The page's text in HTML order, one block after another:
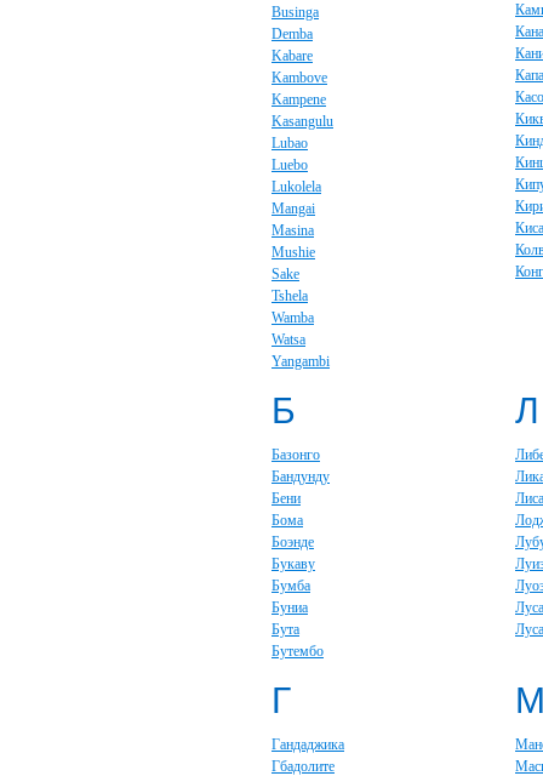
Businga
Demba
Kabare
Kambove
Kampene
Kasangulu
Lubao
Luebo
Lukolela
Mangai
Masina
Mushie
Sake
Tshela
Wamba
Watsa
Yangambi
Б
Базонго
Бандунду
Бени
Бома
Боэнде
Букаву
Бумба
Буниа
Бута
Бутембо
Л
Г
Гандаджика
Гбадолите